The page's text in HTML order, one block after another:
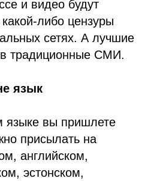
и видео будут
либо цензуры
сетях. А лучшие
традиционные СМИ.
язык
языке вы пришлете
присылать на
английском,
эстонском,